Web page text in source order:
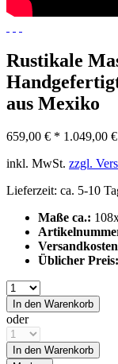
Rustikale
aus Mexiko
659,00 € * 1.049,00
inkl. MwSt. zzgl.
Lieferzeit: ca. 5-10
Maße ca.:
Üblicher Preis:
In den Warenkorb
oder
In den Warenkorb